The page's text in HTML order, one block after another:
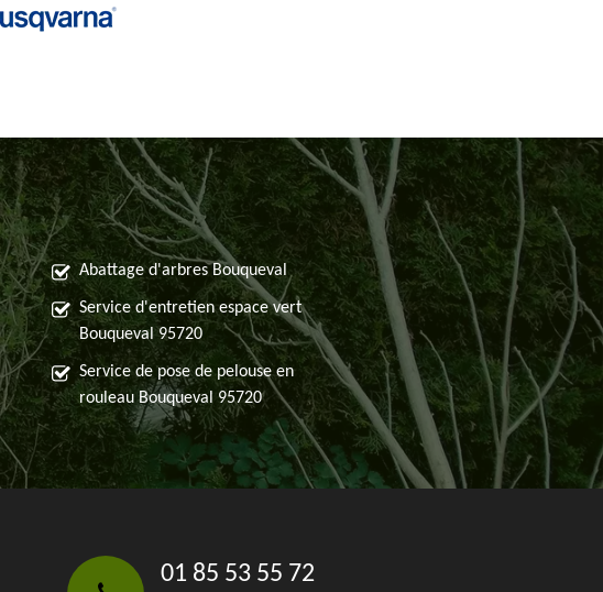
Abattage d'arbres Bouqueval
Service d'entretien espace vert
Bouqueval 95720
Service de pose de pelouse en
rouleau Bouqueval 95720
01 85 53 55 72